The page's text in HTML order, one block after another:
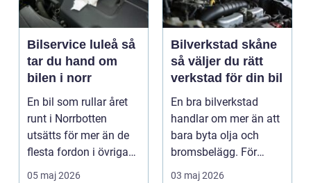
Bilservice luleå så
tar du hand om
bilen i norr
En bil som rullar året
runt i Norrbotten
utsätts för mer än de
flesta fordon i övriga
landet. Kyla, ...
05 maj 2026
Bilverkstad skåne
så väljer du rätt
verkstad för din bil
En bra bilverkstad
handlar om mer än att
bara byta olja och
bromsbelägg. För
många är bilen
03 maj 2026